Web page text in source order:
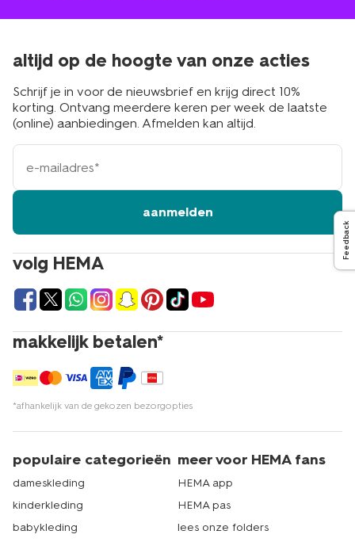
volg HEMA
makkelijk betalen*
*afhankelijk van de gekozen bezorgopties
altijd op de hoogte van onze acties
Schrijf je in voor de nieuwsbrief en krijg direct 10%
korting. Ontvang meerdere keren per week de laatste
(online) aanbiedingen. Afmelden kan altijd.
e-
mailadres
aanmelden
populaire categorieën
dameskleding
kinderkleding
babykleding
meer voor HEMA fans
HEMA app
HEMA pas
lees onze folders
Feedback